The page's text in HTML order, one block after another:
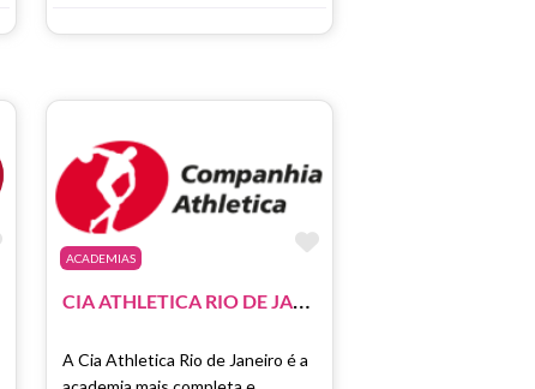
Marcar como Favorito
ACADEMIAS
Marcar como
C
IA ATHLETICA RIO DE JANEIRO (BARRA SHOPPING)
A Cia Athletica Rio de Janeiro é a